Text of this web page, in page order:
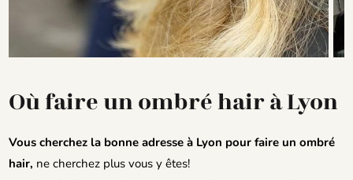
Où faire un ombré hair à Lyon
Vous cherchez la bonne adresse à Lyon pour faire un ombré
hair, ne cherchez plus vous y êtes!